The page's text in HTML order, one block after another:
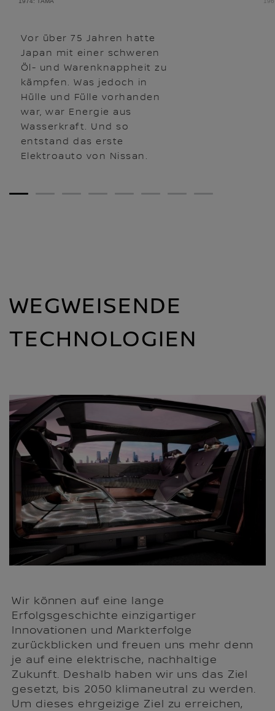
Vor über 75 Jahren hatte
Japan mit einer schweren
Öl- und Warenknappheit zu
kämpfen. Was jedoch in
Hülle und Fülle vorhanden
war, war Energie aus
Wasserkraft. Und so
entstand das erste
Elektroauto von Nissan.
1 2 3 4 5 6 7 8
WEGWEISENDE
TECHNOLOGIEN
Wir können auf eine lange
Erfolgsgeschichte einzigartiger
Innovationen und Markterfolge
zurückblicken und freuen uns mehr denn
je auf eine elektrische, nachhaltige
Zukunft. Deshalb haben wir uns das Ziel
gesetzt, bis 2050 klimaneutral zu werden.
Um dieses ehrgeizige Ziel zu erreichen,